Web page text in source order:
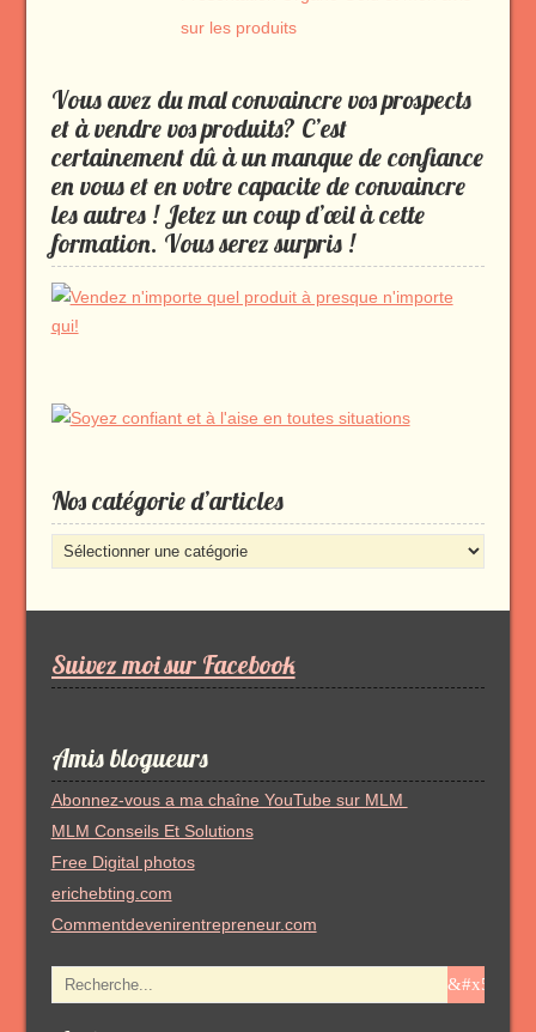
sur les produits
Vous avez du mal convaincre vos prospects
et à vendre vos produits? C’est
certainement dû à un manque de confiance
en vous et en votre capacite de convaincre
les autres ! Jetez un coup d’œil à cette
formation. Vous serez surpris !
Nos catégorie d’articles
Nos
catégorie
Suivez moi sur Facebook
Amis blogueurs
Abonnez-vous a ma chaîne YouTube sur MLM
MLM Conseils Et Solutions
Free Digital photos
erichebting.com
Commentdevenirentrepreneur.com